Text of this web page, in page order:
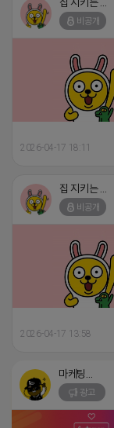
비공개
2026-04-17 18:11
비공개
2026-04-17 13:58
광고